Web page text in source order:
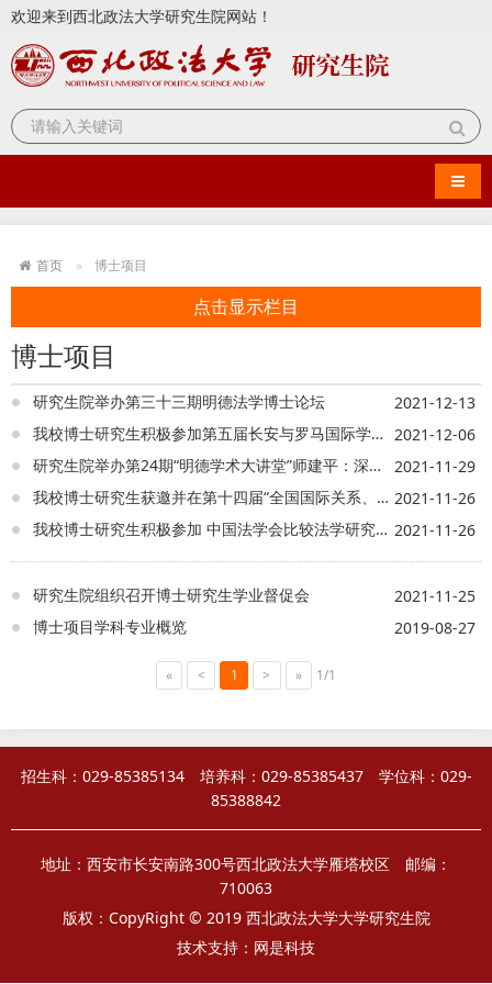
欢迎来到西北政法大学研究生院网站！
导航
首页 博士项目
点击显示栏目
博士项目
研究生院举办第三十三期明德法学博士论坛
2021-12-13
我校博士研究生积极参加第五届长安与罗马国际学术研讨会 2021-12-06
研究生院举办第24期“明德学术大讲堂”师建平：深入学习贯彻习近平法治思想 统筹推进建设更高水平法治陕西
2021-11-29
我校博士研究生获邀并在第十四届“全国国际关系、国际政治专业博士生学术论坛”作主题发言 2021-11-26
我校博士研究生积极参加 中国法学会比较法学研究会2021年年会 2021-11-26
研究生院组织召开博士研究生学业督促会
2021-11-25
博士项目学科专业概览
2019-08-27
« < 1 > » 1/1
招生科：029-85385134 培养科：029-85385437 学位科：029-
85388842
地址：西安市长安南路300号西北政法大学雁塔校区 邮编：
710063
版权：CopyRight © 2019 西北政法大学大学研究生院
技术支持： 网是科技